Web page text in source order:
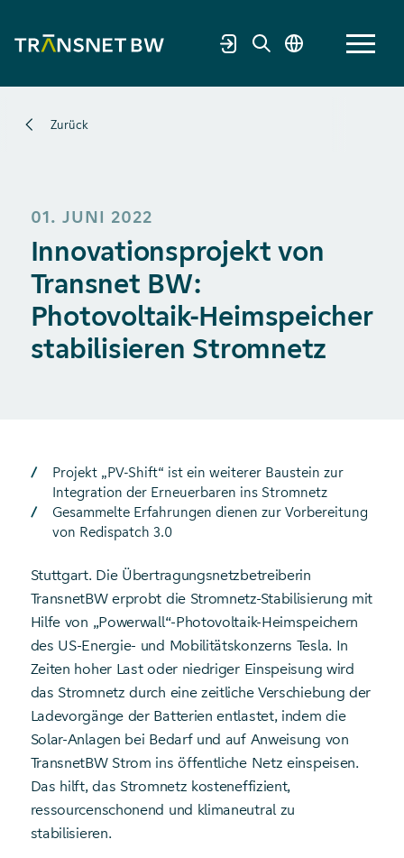
Zurück
01. JUNI 2022
Innovationsprojekt von
Transnet BW:
Photovoltaik-Heimspeicher
stabilisieren Stromnetz
Projekt „PV-Shift“ ist ein weiterer Baustein zur
Integration der Erneuerbaren ins Stromnetz
Gesammelte Erfahrungen dienen zur Vorbereitung
von Redispatch 3.0
Stuttgart. Die Übertragungsnetzbetreiberin
TransnetBW erprobt die Stromnetz-Stabilisierung mit
Hilfe von „Powerwall“-Photovoltaik-Heimspeichern
des US-Energie- und Mobilitätskonzerns Tesla. In
Zeiten hoher Last oder niedriger Einspeisung wird
das Stromnetz durch eine zeitliche Verschiebung der
Ladevorgänge der Batterien entlastet, indem die
Solar-Anlagen bei Bedarf und auf Anweisung von
TransnetBW Strom ins öffentliche Netz einspeisen.
Das hilft, das Stromnetz kosteneffizient,
ressourcenschonend und klimaneutral zu
stabilisieren.